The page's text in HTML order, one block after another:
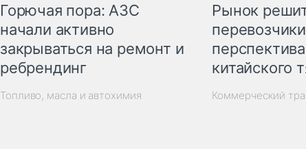
Горючая пора: АЗС
начали активно
закрываться на ремонт и
ребрендинг
Топливо, масла и автохимия
Рынок
китайского
Коммерческий